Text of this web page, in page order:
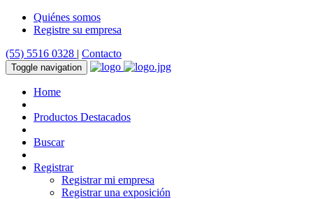
Quiénes somos
Registre su empresa
(55) 5516 0328 | Contacto
Toggle navigation
Home
Productos Destacados
Buscar
Registrar
Registrar mi empresa
Registrar una exposición